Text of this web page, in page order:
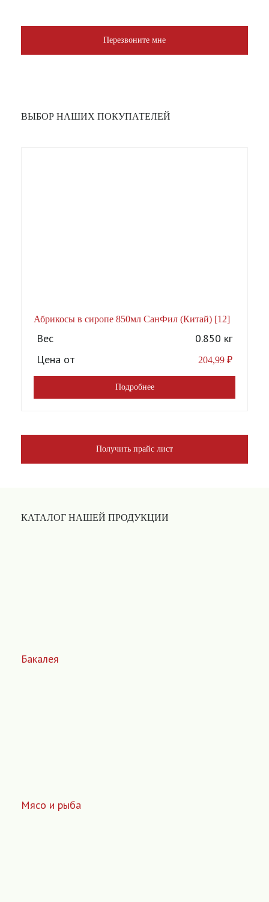
Перезвоните мне
ВЫБОР НАШИХ ПОКУПАТЕЛЕЙ
Абрикосы в сиропе 850мл СанФил (Китай) [12]
Вес
0.850 кг
Цена от
204,99 ₽
Подробнее
Получить прайс лист
КАТАЛОГ НАШЕЙ ПРОДУКЦИИ
Бакалея
Мясо и рыба